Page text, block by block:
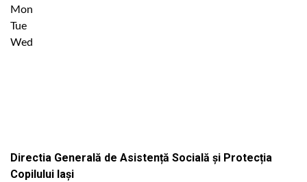
Mon
Tue
Wed
Directia Generală de Asistență Socială și Protecția
Copilului Iași